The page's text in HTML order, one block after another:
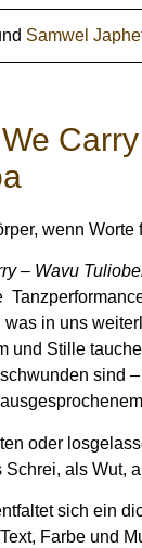
Samwel
wenn Worte
– Wavu
was in uns
und Stille
sind
oder
Schrei, als Wut,
sich ein
Farbe und